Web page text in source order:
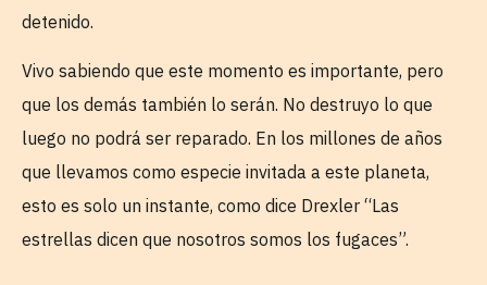
detenido.
Vivo sabiendo que este momento es importante, pero
que los demás también lo serán. No destruyo lo que
luego no podrá ser reparado. En los millones de años
que llevamos como especie invitada a este planeta,
esto es solo un instante, como dice Drexler “Las
estrellas dicen que nosotros somos los fugaces”.